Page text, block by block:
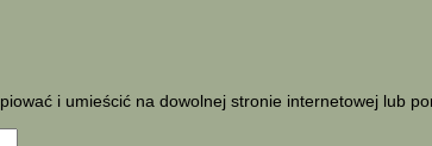
i umieścić na dowolnej stronie internetowej lub